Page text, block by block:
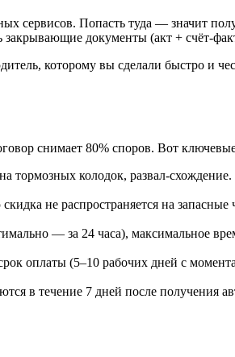
сервисов. Попасть туда — значит
закрывающие документы (акт + счёт-
которому вы сделали быстро и
снимает 80% споров. Вот
тормозных колодок, развал-
не распространяется на запасные
— за 24 часа), максимальное
оплаты (5–10 рабочих дней с
в течение 7 дней после получения